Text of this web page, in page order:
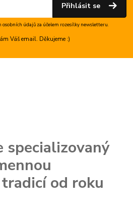
Přihlásit se
osobních údajůza účelem rozesílky newsletteru.
Váš email. Děkujeme :)
specializovaný
od roku